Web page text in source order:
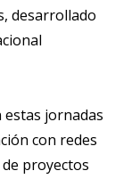
desarrollado
estas jornadas
con redes
proyectos